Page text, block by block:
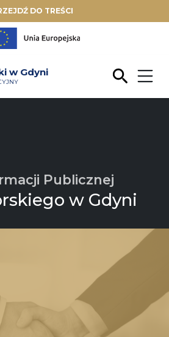
DO TREŚCI
w Gdyni
Publicznej
w Gdyni